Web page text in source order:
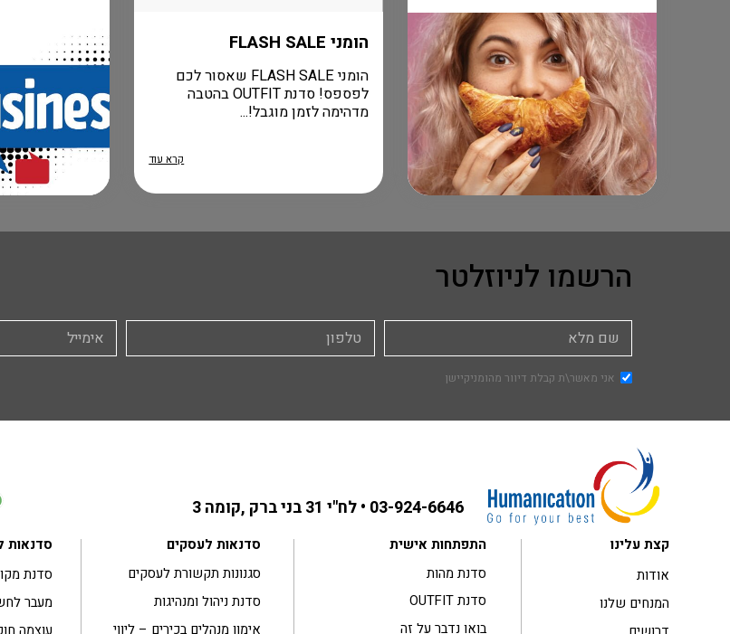
הומני FLASH SALE
הומני FLASH SALE שאסור לכם
לפספס! סדנת OUTFIT בהטבה
מדהימה לזמן מוגבל!...
קרא עוד
הרשמו לניוזלטר
אני מאשר\ת קבלת דיוור מהומניקיישן
03-924-6646 • לח"י 31 בני ברק ,קומה 3
קצת עלינו
אודות
המנחים שלנו
התפתחות אישית
סדנת מהות
סדנת OUTFIT
בואו נדבר על זה
סדנאות לעסקים
סגנונות תקשורת לעסקים
סדנת ניהול ומנהיגות
אימון מנהלים בכירים – ליווי
סדנאות
סדנת
מעבר